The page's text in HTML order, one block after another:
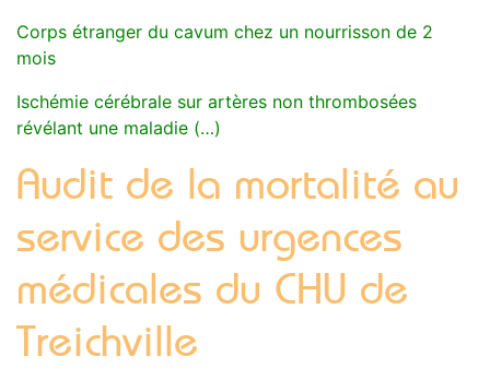
Corps étranger du cavum chez un nourrisson de 2
mois
Ischémie cérébrale sur artères non thrombosées
révélant une maladie (…)
Audit de la mortalité au
service des urgences
médicales du CHU de
Treichville